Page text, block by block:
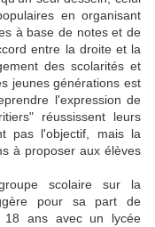
en organisant
à base de notes et de
entre la droite et la
des scolarités et
jeunes générations est
l'expression de
réussissent leurs
pas l'objectif, mais la
à proposer aux élèves
scolaire sur la
pour sa part de
18 ans avec un lycée